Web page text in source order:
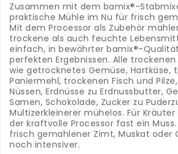
Zusammen mit dem bamix®-
praktische Mühle im Nu für frisch
Mit dem Processor als Zubehör
trockene als auch feuchte
einfach, in bewährter bamix®-
perfekten Ergebnissen. Alle
wie getrocknetes Gemüse, Hartkäse,
Paniermehl, trockenen Fisch und
Nüssen, Erdnüsse zu Erdnussbutter,
Samen, Schokolade, Zucker zu
Multizerkleinerer mühelos. Für
der kraftvolle Processor fast ein Muss.
frisch gemahlener Zimt, Muskat oder
noch intensiver.